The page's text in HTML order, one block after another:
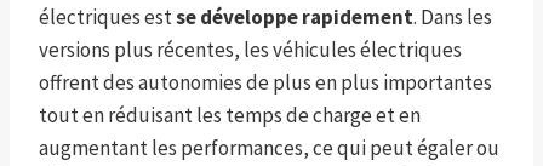
électriques estse développe rapidement. Dans les
versions plus récentes, les véhicules électriques
offrent des autonomies de plus en plus importantes
tout en réduisant les temps de charge et en
augmentant les performances, ce qui peut égaler ou